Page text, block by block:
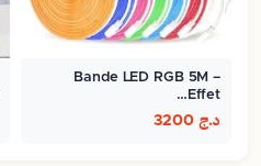
Bande LED RGB 5M –
Effet…
د.ج